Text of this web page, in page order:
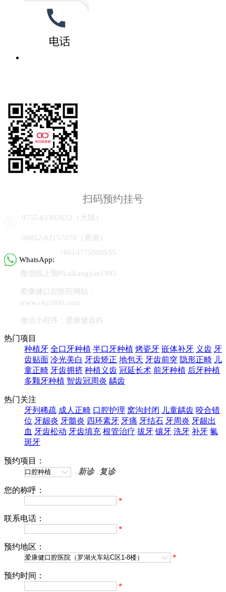
扫码预约挂号
0755-61302632（大陆）
00852-62157070（香港）
WhatsApp:
+8614775988935
微信线上预约:aikangjian1995
爱康健口腔医院网站：
www.ckj1000.com
微信小程序：爱康健齿科
热门项目
种植牙 全口牙种植 半口牙种植 烤瓷牙 嵌体补牙 义齿 牙
齿贴面 冷光美白 牙齿矫正 地包天 牙齿前突 隐形正畸 儿
童正畸 牙齿拥挤 种植义齿 冠延长术 前牙种植 后牙种植
多颗牙种植 智齿冠周炎 龋齿
热门关注
牙列稀疏 成人正畸 口腔护理 窝沟封闭 儿童龋齿 咬合错
位 牙龈炎 牙髓炎 四环素牙 牙痛 牙结石 牙周炎 牙龈出
血 牙齿松动 牙齿填充 根管治疗 拔牙 镶牙 洗牙 补牙 氟
斑牙
预约项目：
新诊
复诊
您的称呼：
*
联系电话：
*
预约地区：
*
预约时间：
*